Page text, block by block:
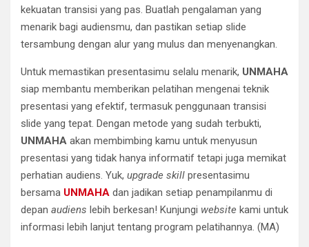
kekuatan transisi yang pas. Buatlah pengalaman yang
menarik bagi audiensmu, dan pastikan setiap slide
tersambung dengan alur yang mulus dan menyenangkan.
Untuk memastikan presentasimu selalu menarik, UNMAHA
siap membantu memberikan pelatihan mengenai teknik
presentasi yang efektif, termasuk penggunaan transisi
slide yang tepat. Dengan metode yang sudah terbukti,
UNMAHA akan membimbing kamu untuk menyusun
presentasi yang tidak hanya informatif tetapi juga memikat
perhatian audiens. Yuk, upgrade skill presentasimu
bersama UNMAHA dan jadikan setiap penampilanmu di
depan audiens lebih berkesan! Kunjungi website kami untuk
informasi lebih lanjut tentang program pelatihannya. (MA)